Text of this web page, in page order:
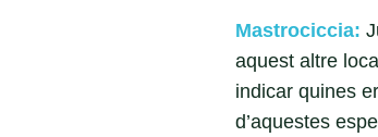
Mastrociccia:
aquest altre
indicar quines
d’aquestes